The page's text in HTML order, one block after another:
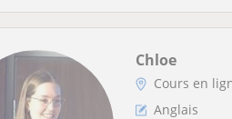
Chloe
Cours en
Anglais